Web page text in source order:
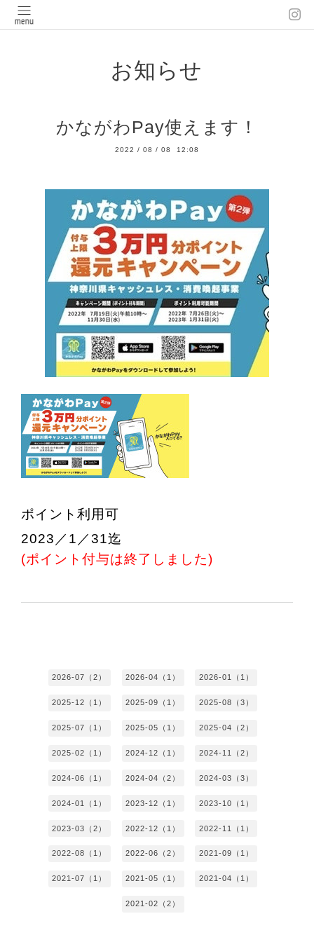
お知らせ
かながわPay使えます！
2022 / 08 / 08 12:08
ポイント利用可
2023／1／31迄
(ポイント付与は終了しました)
2026-07（2） 2026-04（1） 2026-01（1）
2025-12（1） 2025-09（1） 2025-08（3）
2025-07（1） 2025-05（1） 2025-04（2）
2025-02（1） 2024-12（1） 2024-11（2）
2024-06（1） 2024-04（2） 2024-03（3）
2024-01（1） 2023-12（1） 2023-10（1）
2023-03（2） 2022-12（1） 2022-11（1）
2022-08（1） 2022-06（2） 2021-09（1）
2021-07（1） 2021-05（1） 2021-04（1）
2021-02（2）